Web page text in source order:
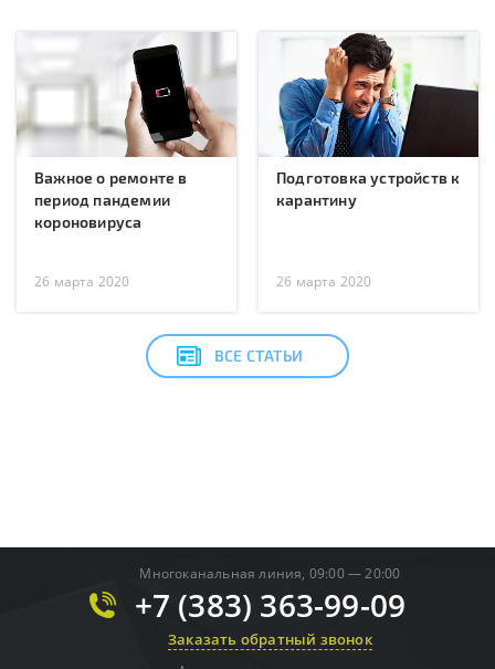
Важное о ремонте в
период пандемии
короновируса
26 марта 2020
Подготовка устройств к
карантину
26 марта 2020
ВСЕ СТАТЬИ
Многоканальная линия, 09:00 — 20:00
+7 (383) 363-99-09
Заказать обратный звонок